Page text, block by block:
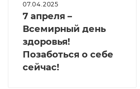
07.04.2025
7 апреля –
Всемирный день
здоровья!
Позаботься о себе
сейчас!